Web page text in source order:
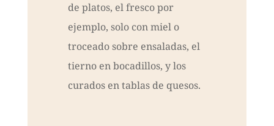
de platos, el fresco por
ejemplo, solo con miel o
troceado sobre ensaladas, el
tierno en bocadillos, y los
curados en tablas de quesos.